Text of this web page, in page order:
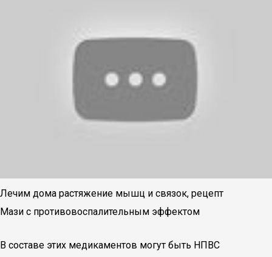
Лечим дома растяжение мышц и связок, рецепт
Мази с противовоспалительным эффектом
В составе этих медикаментов могут быть НПВС